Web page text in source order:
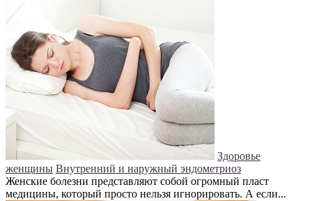
Здоровье
женщины Внутренний и наружный эндометриоз
Женские болезни представляют собой огромный пласт
медицины, который просто нельзя игнорировать. А если...